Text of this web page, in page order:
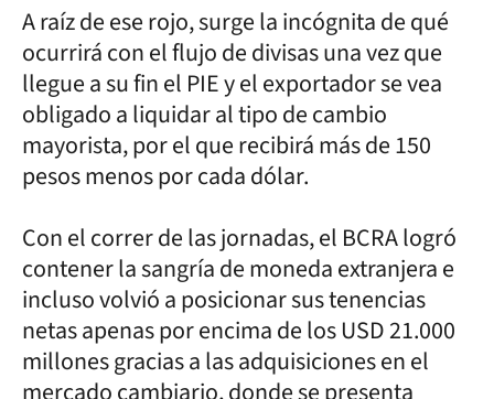
A raíz de ese rojo, surge la incógnita de qué
ocurrirá con el flujo de divisas una vez que
llegue a su fin el PIE y el exportador se vea
obligado a liquidar al tipo de cambio
mayorista, por el que recibirá más de 150
pesos menos por cada dólar.
Con el correr de las jornadas, el BCRA logró
contener la sangría de moneda extranjera e
incluso volvió a posicionar sus tenencias
netas apenas por encima de los USD 21.000
millones gracias a las adquisiciones en el